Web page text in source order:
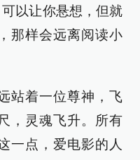
以让你悬想，但就
那样会远离阅读小
站着一位尊神，飞
，灵魂飞升。所有
一点，爱电影的人